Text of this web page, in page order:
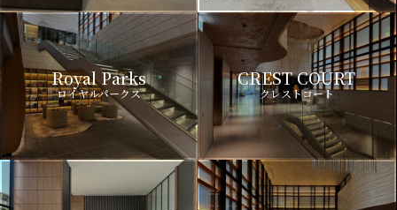
Royal Parks
ロイヤルパークス
CREST COURT
クレストコート